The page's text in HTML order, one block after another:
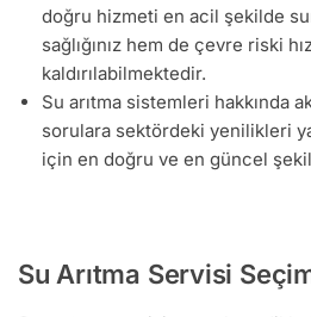
doğru hizmeti en acil şekilde
sağlığınız hem de çevre riski
kaldırılabilmektedir.
Su arıtma sistemleri hakkında
sorulara sektördeki yenilikleri
için en doğru ve en güncel
Su Arıtma Servisi